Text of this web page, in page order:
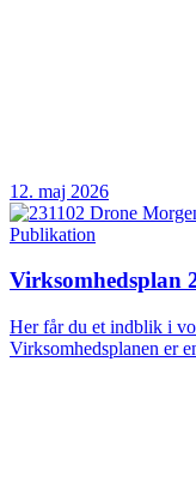
12. maj 2026
Publikation
Virksomhedsplan
Her får du et indblik i
Virksomhedsplanen er